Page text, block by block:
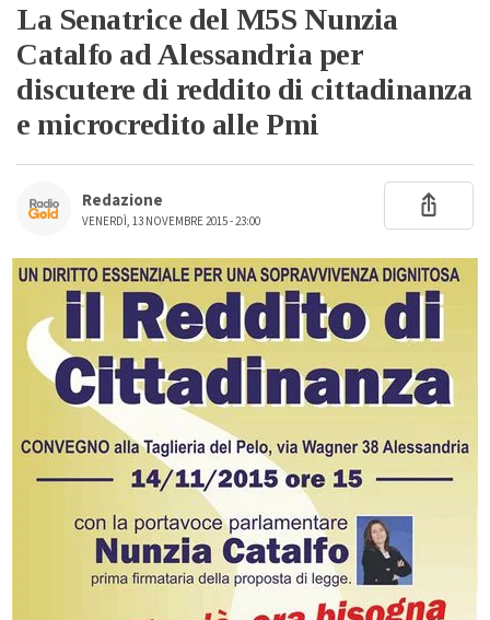
La Senatrice del M5S Nunzia
Catalfo ad Alessandria per
discutere di reddito di cittadinanza
e microcredito alle Pmi
Redazione
VENERDÌ, 13 NOVEMBRE 2015 - 23:00